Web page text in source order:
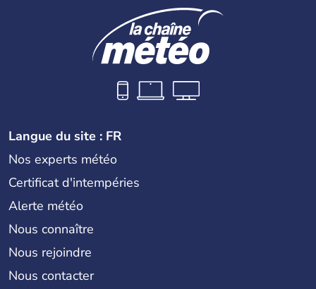
Langue du site : FR
Nos experts météo
Certificat d'intempéries
Alerte météo
Nous connaître
Nous rejoindre
Nous contacter